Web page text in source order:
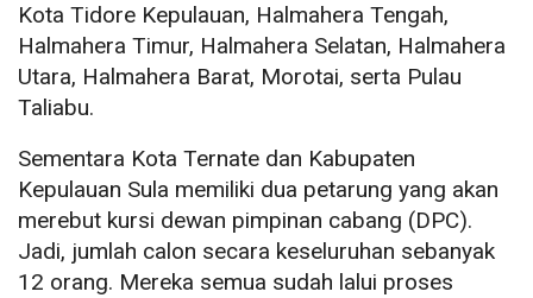
Kota Tidore Kepulauan, Halmahera Tengah,
Halmahera Timur, Halmahera Selatan, Halmahera
Utara, Halmahera Barat, Morotai, serta Pulau
Taliabu.
Sementara Kota Ternate dan Kabupaten
Kepulauan Sula memiliki dua petarung yang akan
merebut kursi dewan pimpinan cabang (DPC).
Jadi, jumlah calon secara keseluruhan sebanyak
12 orang. Mereka semua sudah lalui proses